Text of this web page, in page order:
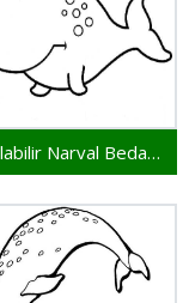
Yazdırılabilir Narval Bedava